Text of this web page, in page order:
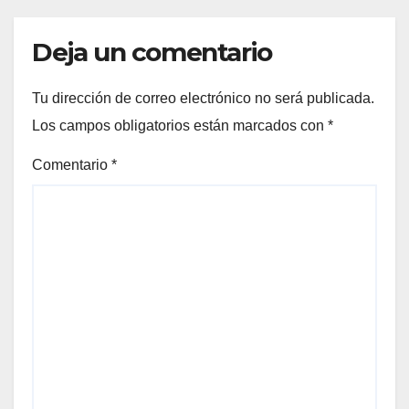
Deja un comentario
Tu dirección de correo electrónico no será publicada.
Los campos obligatorios están marcados con *
Comentario *